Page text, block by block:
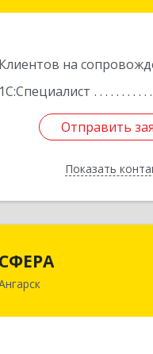
Клиентов на
1С:Специалист
Отправить
Показать
Отправить
Назад
СФЕРА
665816, Иркутская обл,